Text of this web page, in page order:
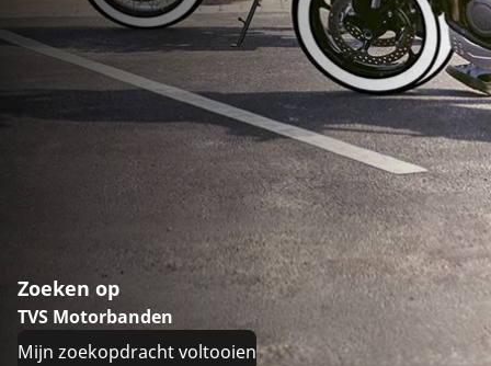
Zoeken op
TVS Motorbanden
Mijn zoekopdracht voltooien